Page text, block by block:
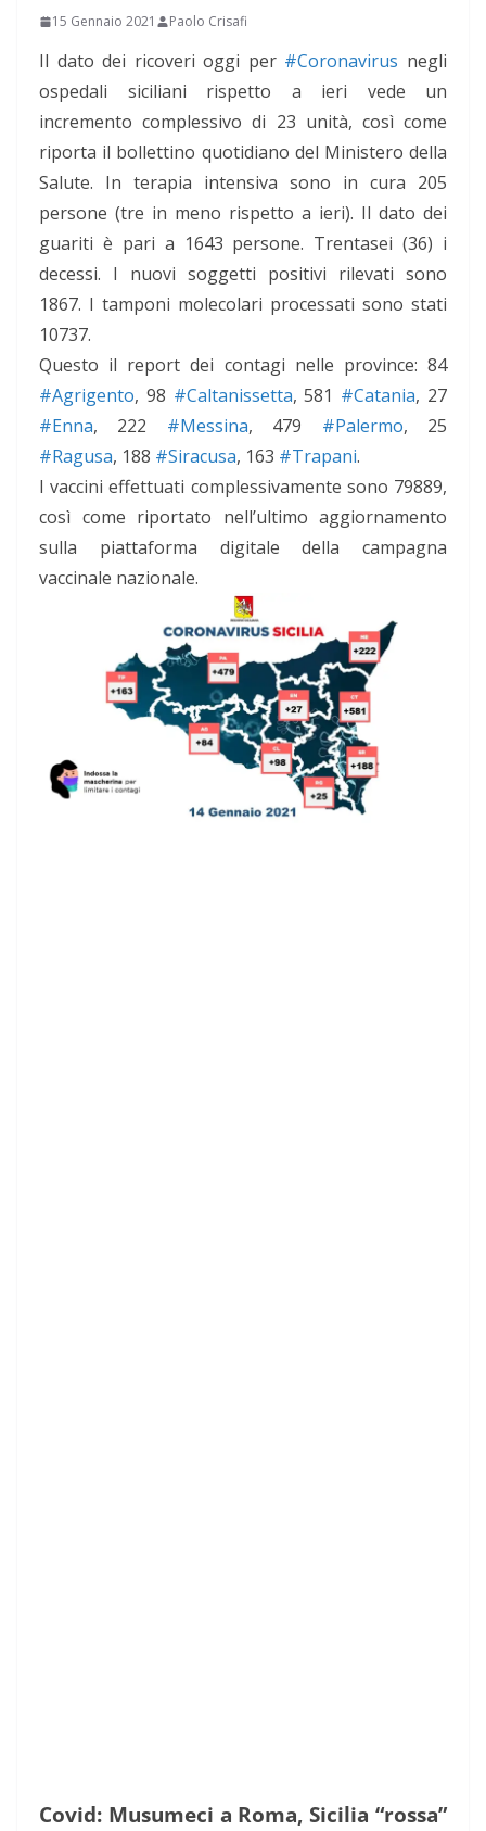
15 Gennaio 2021 Paolo Crisafi
Il dato dei ricoveri oggi per #Coronavirus negli
ospedali siciliani rispetto a ieri vede un
incremento complessivo di 23 unità, così come
riporta il bollettino quotidiano del Ministero della
Salute. In terapia intensiva sono in cura 205
persone (tre in meno rispetto a ieri). Il dato dei
guariti è pari a 1643 persone. Trentasei (36) i
decessi. I nuovi soggetti positivi rilevati sono
1867. I tamponi molecolari processati sono stati
10737.
Questo il report dei contagi nelle province: 84
#Agrigento, 98 #Caltanissetta, 581 #Catania, 27
#Enna, 222 #Messina, 479 #Palermo, 25
#Ragusa, 188 #Siracusa, 163 #Trapani.
I vaccini effettuati complessivamente sono 79889,
così come riportato nell’ultimo aggiornamento
sulla piattaforma digitale della campagna
vaccinale nazionale.
Covid: Musumeci a Roma, Sicilia “rossa”